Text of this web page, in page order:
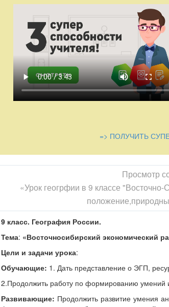
условий для изучения нового материала и
репродукции карт и фотографий.
Я считаю, что данный урок соответствует
изучении географии.
9 класс. География России.
:«Восточносибирский экономический
Цели и задачи урока:
1. Дать представление о ЭГП,
2.Продолжить работу по формированию умений и
Продолжить развитие умения
: Снижение
Оборудование:1.Карта «Восточная Сибирь».
3.Интерактивная доска.
4.Учебник 9-го класса.
5.Тест
6.Атлас 8-9 класса.
Ход урока
Мобилизующее начало. Проверка
=> ПОЛУЧИТЬ
Просмотр
«Урок геогрфии в 9 классе
9 класс. География России.
Тема: «Восточносибирский экономический
Цели и задачи урока:
Обучающие: 1. Дать представление о ЭГП,
2.Продолжить работу по формированию умений
Развивающие: Продолжить развитие умения